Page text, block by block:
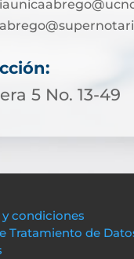
5 No. 13-49
y condiciones
Tratamiento de